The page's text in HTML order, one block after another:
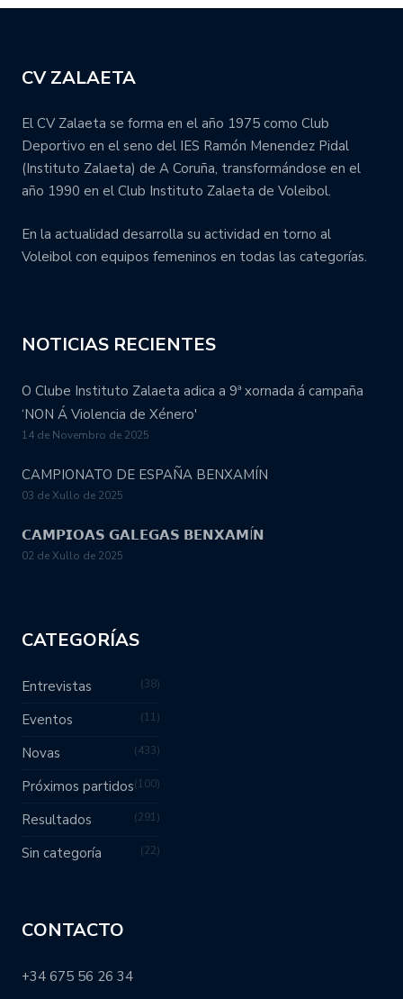
CV ZALAETA
El CV Zalaeta se forma en el año 1975 como Club
Deportivo en el seno del IES Ramón Menendez Pidal
(Instituto Zalaeta) de A Coruña, transformándose en el
año 1990 en el Club Instituto Zalaeta de Voleibol.
En la actualidad desarrolla su actividad en torno al
Voleibol con equipos femeninos en todas las categorías.
NOTICIAS RECIENTES
O Clube Instituto Zalaeta adica a 9ª xornada á campaña
‘NON Á Violencia de Xénero'
14 de Novembro de 2025
CAMPIONATO DE ESPAÑA BENXAMÍN
03 de Xullo de 2025
𝗖𝗔𝗠𝗣𝗜𝗢𝗔𝗦 𝗚𝗔𝗟𝗘𝗚𝗔𝗦 𝗕𝗘𝗡𝗫𝗔𝗠Í𝗡
02 de Xullo de 2025
CATEGORÍAS
Entrevistas 38
Eventos 11
Novas 433
Próximos partidos 100
Resultados 291
Sin categoría 22
CONTACTO
+34 675 56 26 34